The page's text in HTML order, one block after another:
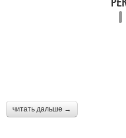
читать дальше →